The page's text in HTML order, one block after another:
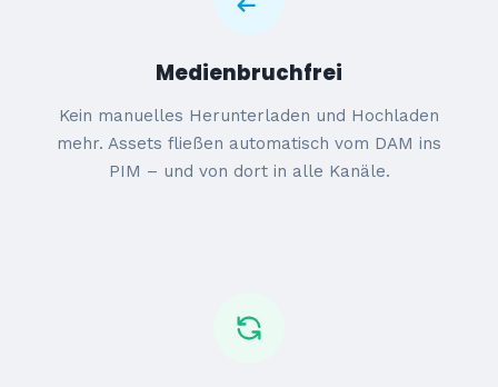
Medienbruchfrei
Kein manuelles Herunterladen und Hochladen
mehr. Assets fließen automatisch vom DAM ins
PIM – und von dort in alle Kanäle.